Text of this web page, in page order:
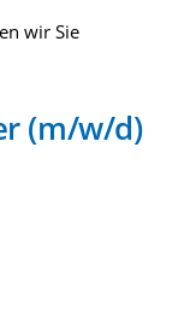
wir Sie
(m/w/d)